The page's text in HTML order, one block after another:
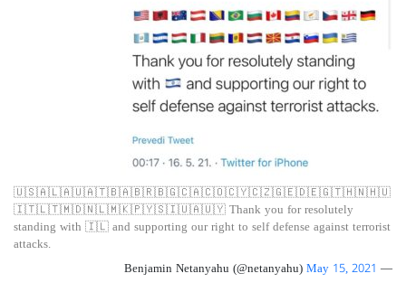
🇺🇸🇦🇱🇦🇺🇦🇹🇧🇦🇧🇷🇧🇬🇨🇦🇨🇴🇨🇾🇨🇿🇬🇪🇩🇪🇬🇹🇭🇳🇭🇺
🇮🇹🇱🇹🇲🇩🇳🇱🇲🇰🇵🇾🇸🇮🇺🇦🇺🇾 Thank you for resolutely
standing with 🇮🇱 and supporting our right to self defense against terrorist
attacks.
— Benjamin Netanyahu (@netanyahu)
May 15, 2021